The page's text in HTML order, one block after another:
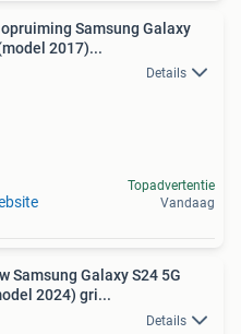
Samsung Galaxy
4 (model 2017)...
Details
Topadvertentie
Vandaag
Samsung Galaxy S24 5G
2024) gri...
Details